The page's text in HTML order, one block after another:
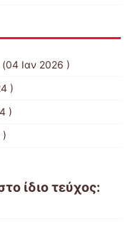
Ιαν 2026 )
)
)
)
ίδιο τεύχος: